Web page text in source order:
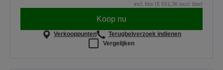
incl. btw (€ 551,36 excl. btw)
Koop nu
Verkooppunten
Terugbelverzoek indienen
Vergelijken